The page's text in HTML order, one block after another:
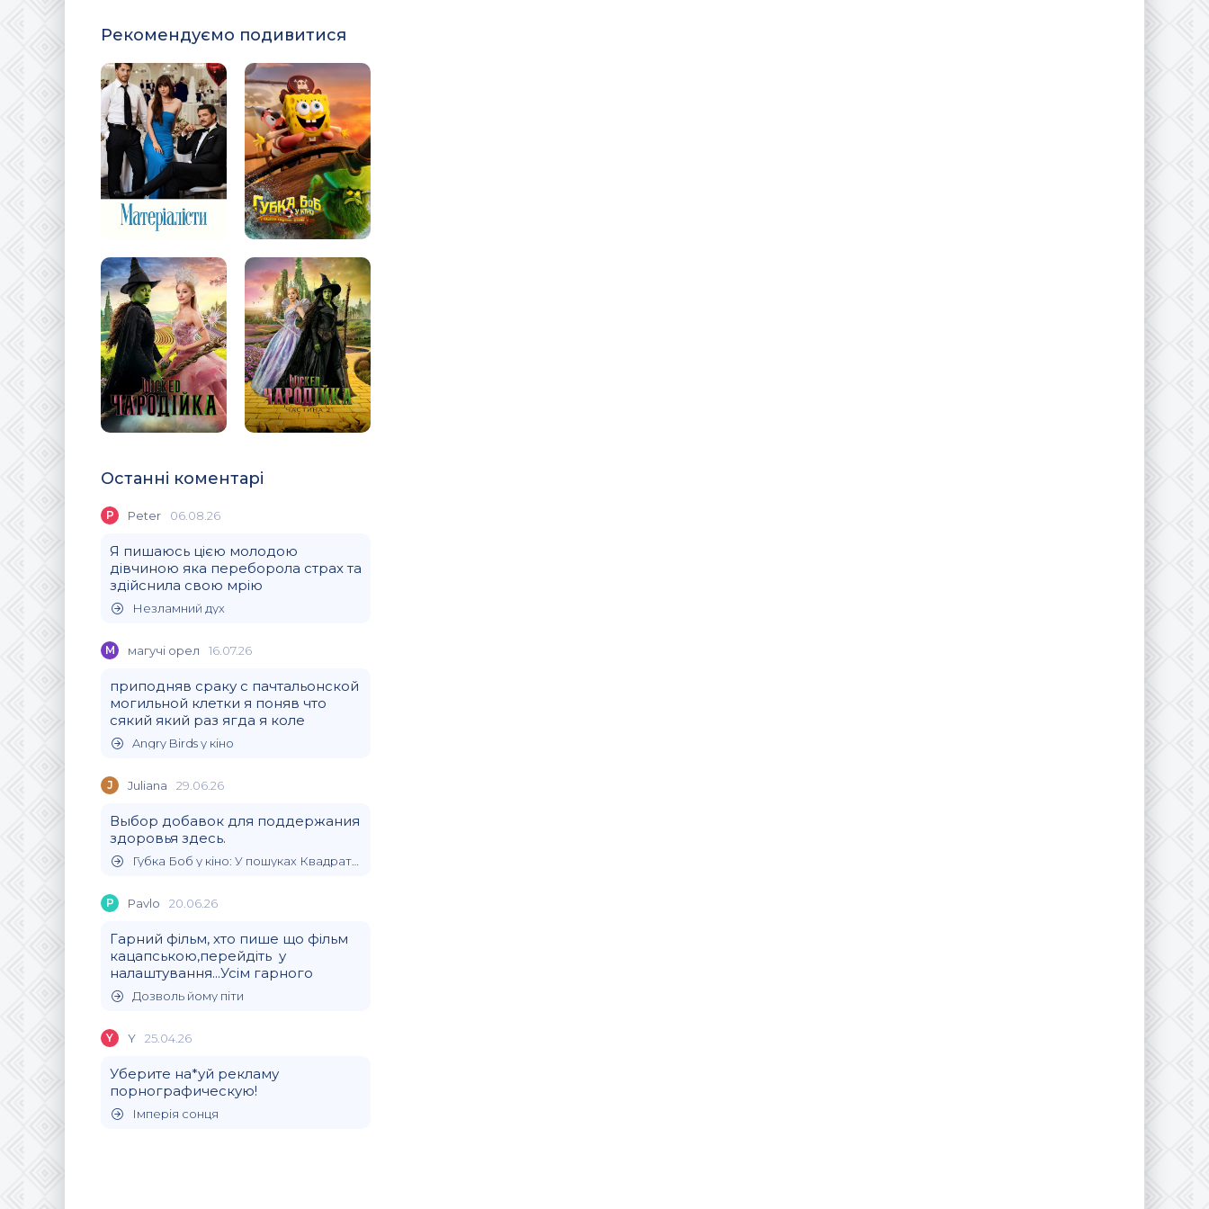
Рекомендуємо подивитися
Останні коментарі
P Peter 06.08.26
Я пишаюсь цією молодою
дівчиною яка переборола страх та
здійснила свою мрію
Незламний дух
М магучi орел 16.07.26
приподняв сраку с пачтальонской
могильной клетки я поняв что
сякий який раз ягда я коле
Angry Birds у кіно
J Juliana 29.06.26
Выбор добавок для поддержания
здоровья здесь.
Губка Боб у кіно: У пошуках Квадратних Штанів
P Pavlo 20.06.26
Гарний фільм, хто пише що фільм
кацапською,перейдіть у
налаштування...Усім гарного
Дозволь йому піти
Y Y 25.04.26
Уберите на*уй рекламу
порнографическую!
Імперія сонця